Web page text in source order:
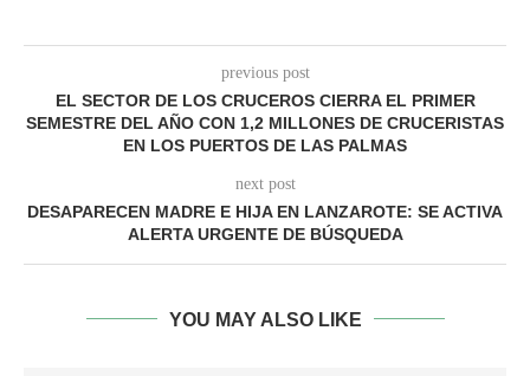
previous post
EL SECTOR DE LOS CRUCEROS CIERRA EL PRIMER
SEMESTRE DEL AÑO CON 1,2 MILLONES DE CRUCERISTAS
EN LOS PUERTOS DE LAS PALMAS
next post
DESAPARECEN MADRE E HIJA EN LANZAROTE: SE ACTIVA
ALERTA URGENTE DE BÚSQUEDA
YOU MAY ALSO LIKE